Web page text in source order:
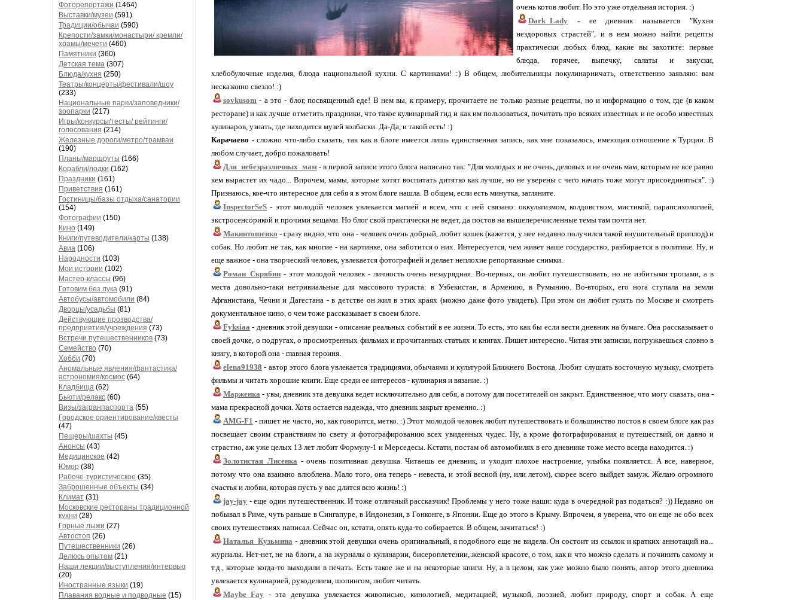
Фоторепортажи (1464)
Выставки/музеи (591)
Традиции/обычаи (590)
Крепости/замки/монастыри/ кремли/
храмы/мечети (460)
Памятники (360)
Детская тема (307)
Блюда/кухня (250)
Театры/концерты/фестивали/шоу
(233)
Национальные парки/заповедники/
зоопарки (217)
Игры/конкурсы/тесты/ рейтинги/
голосования (214)
Железные дороги/метро/трамваи
(190)
Планы/маршруты (166)
Корабли/лодки (162)
Праздники (161)
Приветствия (161)
Гостиницы/базы отдыха/санатории
(154)
Фотографии (150)
Кино (149)
Книги/путеводители/карты (138)
Авиа (106)
Народности (103)
Мои истории (102)
Мастер-классы (96)
Готовим без лука (91)
Автобусы/автомобили (84)
Дворцы/усадьбы (81)
Действующие прозводства/
предприятия/учреждения (73)
Встречи путешественников (73)
Семейство (70)
Хобби (70)
Аномальные явления/фантастика/
астрономия/космос (64)
Кладбища (62)
Бьюти/релакс (60)
Визы/загранпаспорта (55)
Городское ориентирование/квесты
(47)
Пещеры/шахты (45)
Анонсы (43)
Медицинское (42)
Юмор (38)
Рабоче-туристическое (35)
Заброшенные объекты (34)
Климат (31)
Московские рестораны традиционной
кухни (28)
Горные лыжи (27)
Автостоп (26)
Путешественники (26)
Делюсь опытом (21)
Наши лекции/выступления/интервью
(20)
Иностранные языки (19)
Плавания водные и подводные (15)
очень котов любит. Но это уже отдельная история. :)
Dark_Lady - ее дневник называется "Кухня
нездоровых страстей", и в нем можно найти рецепты
практически любых блюд, какие вы захотите: первые
блюда, горячее, выпечку, салаты и закуски,
хлебобулочные изделия, блюда национальной кухни. С картинками! :) В общем, любительницы покулинарничать, ответственно заявляю: вам
несказанно свезло! :)
sovkusom - а это - блог, посвященный еде! В нем вы, к примеру, прочитаете не только разные рецепты, но и информацию о том, где (в каком
ресторане) и как лучше отметить праздники, что такое кулинарный гид и как им пользоваться, почитать про всяких известных и не особо известных
кулинаров, узнать, где находится музей колбаски. Да-Да, и такой есть! :)
Карачаево - сложно что-либо сказать, так как в блоге имеется лишь единственная запись, как мне показалось, имеющая отношение к Турции. В
любом случает, добро пожаловать!
Для_небезразличных_мам - в первой записи этого блога написано так: "Для молодых и не очень, деловых и не очень мам, которым не все равно
кем вырастет их чадо... Впрочем, мамы, которые хотят воспитать дитятко как лучше, но не уверены с чего начать тоже могут присоединяться". :)
Признаюсь, кое-что интересное для себя я в этом блоге нашла. В общем, если есть минутка, загляните.
InspectorSeS - этот молодой человек увлекается магией и всем, что с ней связано: оккультизмом, колдовством, мистикой, парапсихологией,
экстросенсорикой и прочими вещами. Но блог свой практически не ведет, да постов на вышеперечисленные темы там почти нет.
Макинтошенко - сразу видно, что она - человек очень добрый, любит кошек (кажется, у нее недавно получился такой внушительный приплод) и
собак. Но любит не так, как многие - на картинке, она заботится о них. Интересуется, чем живет наше государство, разбирается в политике. Ну, и
еще важное - она творческий человек, увлекается фотографией и делает неплохие репортажные снимки.
Роман_Скрябин - этот молодой человек - личность очень незаурядная. Во-первых, он любит путешествовать, но не избитыми тропами, а в
места довольно-таки нетривиальные для массового туриста: в Узбекистан, в Армению, в Румынию. Во-вторых, его нога ступала на земли
Афганистана, Чечни и Дагестана - в детстве он жил в этих краях (можно даже фото увидеть). При этом он любит гулять по Москве и смотреть
документальное кино, о чем тоже рассказывает в своем блоге.
Fyksiaa - дневник этой девушки - описание реальных событий в ее жизни. То есть, это как бы если вести дневник на бумаге. Она рассказывает о
своей дочке, о подругах, о просмотренных фильмах и прочитанных статьях и книгах. Пишет интересно. Читая эти записки, погружаешься словно в
книгу, в которой она - главная героиня.
elena91938 - автор этого блога увлекается традициями, обычаями и культурой Ближнего Востока. Любит слушать восточную музыку, смотреть
фильмы и читать хорошие книги. Еще среди ее интересов - кулинария и вязание. :)
Марженка - увы, дневник эта девушка ведет исключительно для себя, а потому для посетителей он закрыт. Единственное, что могу сказать, она -
мама прекрасной дочки. Хотя остается надежда, что дневник закрыт временно. :)
AMG-F1 - пишет не часто, но, как говорится, метко. :) Этот молодой человек любит путешествовать и большинство постов в своем блоге как раз
посвещает своим странствиям по свету и фотографированию всех увиденных чудес. Ну, а кроме фотографирования и путешествий, он давно и
страстно, аж уже целых 13 лет любит Формулу-1 и Мерседесы. Кстати, постам об автомобилях в его дневнике тоже место всегда находится. :)
Золотистая_Лисенка - очень позитивная девушка. Читаешь ее дневник, и уходит плохое настроение, улыбка появляется. А все, наверное,
потому что она взаимно влюблена. Мало того, она теперь - невеста, и этой весной (ну, или летом), скорее всего выйдет замуж. Желаю огромного
счастья и любви, которая пусть у вас длится всю жизнь! :)
jay-jay - еще один путешественник. И тоже отличный рассказчик! Проблемы у него тоже наши: куда в очередной раз податься? :)) Недавно он
побывал в Риме, чуть раньше в Сингапуре, в Индонезии, в Гонконге, в Японии. Еще до этого в Крыму. Впрочем, я уверена, что он еще не обо всех
своих путешествиях написал. Сейчас он, кстати, опять куда-то собирается. В общем, зачитаться! :)
Наталья_Кузьмина - дневник этой девушки очень оригинальный, я подобного еще не видела. Он состоит из ссылок и кратких аннотаций на...
журналы. Нет-нет, не на блоги, а на журналы о кулинарии, бисероплетении, женской красоте, о том, как и что можно сделать и починить самому и
т.д., которые когда-то выходили в печать. Есть такое же и на некоторые книги. Ну, а в целом, как уже можно было понять, автор этого дневника
увлекается кулинарией, рукоделием, шопингом, любит читать.
Maybe_Fay - эта девушка увлекается живописью, кинологией, медитацией, музыкой, поэзией, любит природу, спорт и собак. А еще